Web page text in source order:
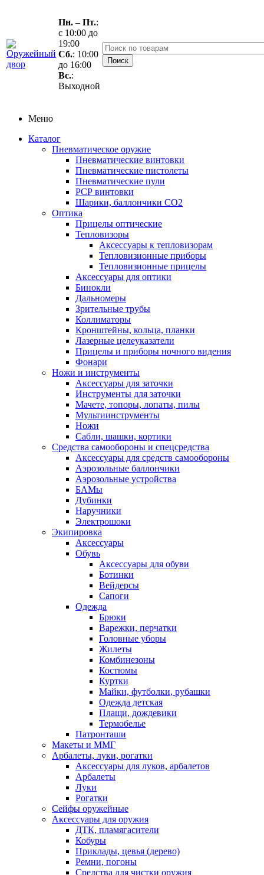
Пн. – Пт.:
с 10:00 до
19:00
Сб.: 10:00
до 16:00
Вс.:
Выходной
Меню
Каталог
Пневматическое оружие
Пневматические винтовки
Пневматические пистолеты
Пневматические пули
РСР винтовки
Шарики, баллончики СО2
Оптика
Прицелы оптические
Тепловизоры
Аксессуары к тепловизорам
Тепловизионные приборы
Тепловизионные прицелы
Аксессуары для оптики
Бинокли
Дальномеры
Зрительные трубы
Коллиматоры
Кронштейны, кольца, планки
Лазерные целеуказатели
Прицелы и приборы ночного видения
Фонари
Ножи и инструменты
Аксессуары для заточки
Инструменты для заточки
Мачете, топоры, лопаты, пилы
Мультиинструменты
Ножи
Сабли, шашки, кортики
Средства самообороны и спецсредства
Аксессуары для средств самообороны
Аэрозольные баллончики
Аэрозольные устройства
БАМы
Дубинки
Наручники
Электрошоки
Экипировка
Аксессуары
Обувь
Аксессуары для обуви
Ботинки
Вейдерсы
Сапоги
Одежда
Брюки
Варежки, перчатки
Головные уборы
Жилеты
Комбинезоны
Костюмы
Куртки
Майки, футболки, рубашки
Одежда детская
Плащи, дождевики
Термобелье
Патронташи
Макеты и ММГ
Арбалеты, луки, рогатки
Аксессуары для луков, арбалетов
Арбалеты
Луки
Рогатки
Сейфы оружейные
Аксессуары для оружия
ДТК, пламягасители
Кобуры
Приклады, цевья (дерево)
Ремни, погоны
Средства для чистки оружия